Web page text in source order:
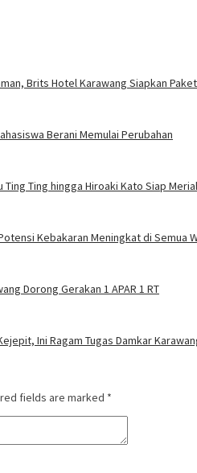
Brits Hotel Karawang Siapkan Paket
Berani Memulai Perubahan
Ting hingga Hiroaki Kato Siap
Kebakaran Meningkat di Semua
Dorong Gerakan 1 APAR 1 RT
Ini Ragam Tugas Damkar
fields are marked *